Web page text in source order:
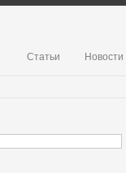
Статьи Новости